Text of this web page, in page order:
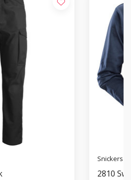
Snickers
2810